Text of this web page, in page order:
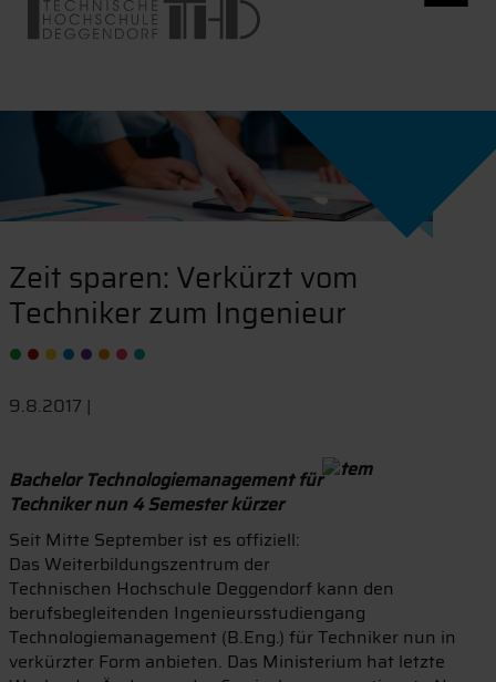
Zeit sparen: Verkürzt vom
Techniker zum Ingenieur
9.8.2017 |
Bachelor Technologiemanagement für
Techniker nun 4 Semester kürzer
Seit Mitte September ist es offiziell:
Das Weiterbildungszentrum der
Technischen Hochschule Deggendorf kann den
berufsbegleitenden Ingenieursstudiengang
Technologiemanagement (B.Eng.) für Techniker nun in
verkürzter Form anbieten. Das Ministerium hat letzte